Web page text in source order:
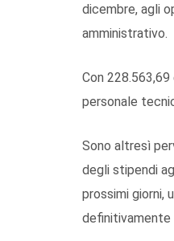
dicembre, agli
amministrativo.
Con
personale
Sono altresì
degli stipendi
prossimi giorni,
definitivamente